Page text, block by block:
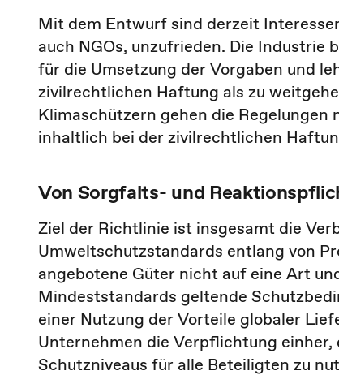
Mit dem Entwurf sind derzeit
auch NGOs, unzufrieden. Die
für die Umsetzung der Vorgaben und
zivilrechtlichen Haftung als zu
Klimaschützern gehen die
inhaltlich bei der zivilrechtlichen
Von Sorgfalts- und
Ziel der Richtlinie ist insgesamt die
Umweltschutzstandards entlang von
angebotene Güter nicht auf eine Art
Mindeststandards geltende
einer Nutzung der Vorteile globaler
Unternehmen die Verpflichtung
Schutzniveaus für alle Beteiligten zu